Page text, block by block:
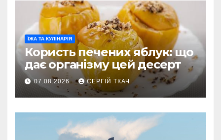
ЇЖА ТА КУЛІНАРІЯ
Користь печених яблук: що
дає організму цей десерт
07.08.2026 СЕРГІЙ ТКАЧ